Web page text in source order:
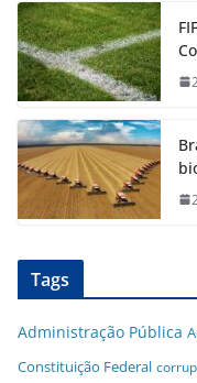
Tags
Administração Pública
Constituição Federal